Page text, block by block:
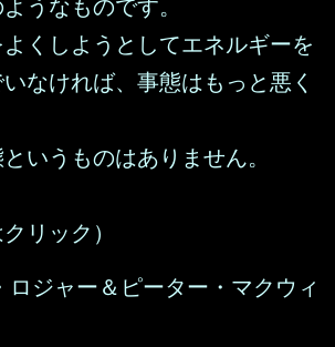
うなものです。
くしようとしてエネルギーを
なければ、事態はもっと悪く
いうものはありません。
リック）
ロジャー＆ピーター・マクウィ